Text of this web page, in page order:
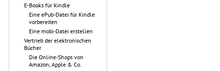
E-Books für Kindle
Eine ePub-Datei für Kindle
vorbereiten
Eine mobi-Datei erstellen
Vertrieb der elektronischen
Bücher
Die Online-Shops von
Amazon, Apple & Co.